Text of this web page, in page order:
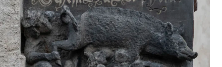
berlin
nord
wahrheit